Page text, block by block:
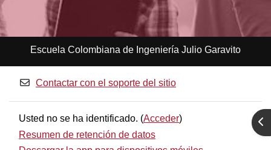
Escuela Colombiana de Ingeniería Julio Garavito
Contactar con el soporte del sitio
Usted no se ha identificado. (Acceder)
Resumen de retención de datos